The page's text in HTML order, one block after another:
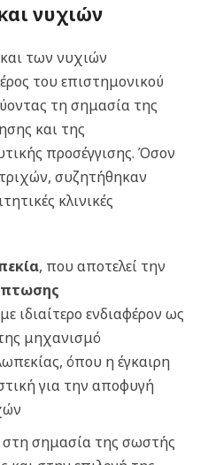
νυχιών
των νυχιών
του επιστημονικού
τη σημασία της
και της
προσέγγισης. Όσον
συζητήθηκαν
κλινικές
, που αποτελεί την
ιδιαίτερο ενδιαφέρον ως
μηχανισμό
όπου η έγκαιρη
για την αποφυγή
στη σημασία της σωστής